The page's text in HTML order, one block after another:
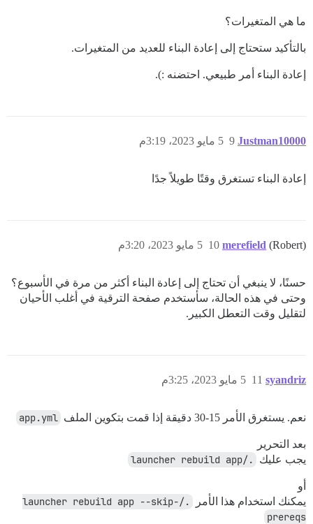
ما هي المتغيرات؟
بالتأكيد ستحتاج إلى إعادة البناء للعديد من المتغيرات.
إعادة البناء أمر طبيعي. احتضنه :).
Justman10000 5 مايو 2023، 3:19م 9
إعادة البناء تستغرق وقتًا طويلاً جدًا
merefield (Robert) 5 مايو 2023، 3:20م 10
حسنًا، لا ينبغي أن تحتاج إلى إعادة البناء أكثر من مرة في الأسبوع؟
وحتى في هذه الحالة، سأستخدم صفحة الترقية في أغلب الأحيان
لتقليل وقت التعطل الكبير.
syandriz 5 مايو 2023، 3:25م 11
نعم. يستغرق الأمر 15-30 دقيقة إذا قمت بتكوين الملف app.yml
بعد التحرير
يجب عليك
./launcher rebuild app
أو
يمكنك استخدام هذا الأمر
./launcher rebuild app --skip-
prereqs